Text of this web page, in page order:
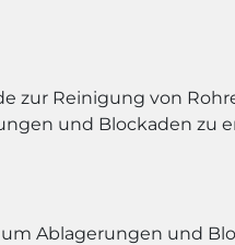
Reinigung von
und Blockaden zu
Ablagerungen und